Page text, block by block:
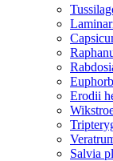
Erodii
Salvia